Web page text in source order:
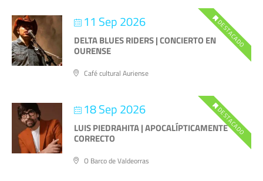
11 Sep 2026 DESTACADO
DELTA BLUES RIDERS | CONCIERTO EN
OURENSE
Café cultural Auriense
18 Sep 2026 DESTACADO
LUIS PIEDRAHITA | APOCALÍPTICAMENTE
CORRECTO
O Barco de Valdeorras